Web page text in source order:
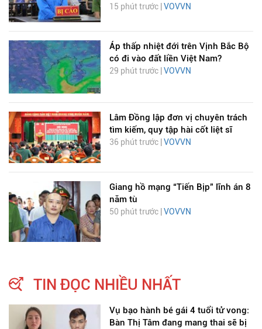
15 phút trước | VOVVN
Áp thấp nhiệt đới trên Vịnh Bắc Bộ
có đi vào đất liền Việt Nam?
29 phút trước | VOVVN
Lâm Đồng lập đơn vị chuyên trách
tìm kiếm, quy tập hài cốt liệt sĩ
36 phút trước | VOVVN
Giang hồ mạng “Tiến Bịp” lĩnh án 8
năm tù
50 phút trước | VOVVN
TIN ĐỌC NHIỀU NHẤT
Vụ bạo hành bé gái 4 tuổi tử vong:
Bàn Thị Tâm đang mang thai sẽ bị